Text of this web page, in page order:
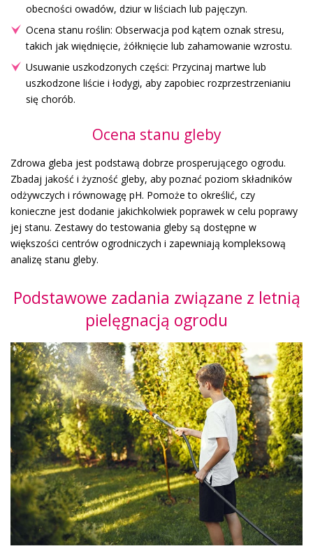
obecności owadów, dziur w liściach lub pajęczyn.
Ocena stanu roślin: Obserwacja pod kątem oznak stresu,
takich jak więdnięcie, żółknięcie lub zahamowanie wzrostu.
Usuwanie uszkodzonych części: Przycinaj martwe lub
uszkodzone liście i łodygi, aby zapobiec rozprzestrzenianiu
się chorób.
Ocena stanu gleby
Zdrowa gleba jest podstawą dobrze prosperującego ogrodu.
Zbadaj jakość i żyzność gleby, aby poznać poziom składników
odżywczych i równowagę pH. Pomoże to określić, czy
konieczne jest dodanie jakichkolwiek poprawek w celu poprawy
jej stanu. Zestawy do testowania gleby są dostępne w
większości centrów ogrodniczych i zapewniają kompleksową
analizę stanu gleby.
Podstawowe zadania związane z letnią
pielęgnacją ogrodu